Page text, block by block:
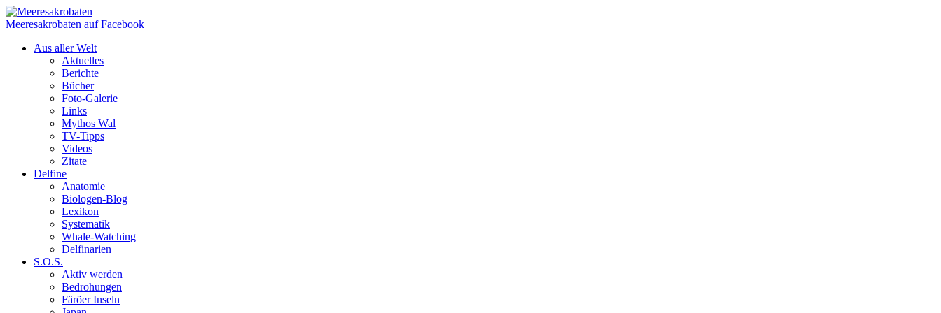
Meeresakrobaten auf Facebook
Aus aller Welt
Aktuelles
Berichte
Bücher
Foto-Galerie
Links
Mythos Wal
TV-Tipps
Videos
Zitate
Delfine
Anatomie
Biologen-Blog
Lexikon
Systematik
Whale-Watching
Delfinarien
S.O.S.
Aktiv werden
Bedrohungen
Färöer Inseln